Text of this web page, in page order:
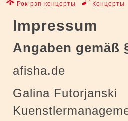
Рок-рэп-концерты Концерты
Impressum
Angaben gemäß
afisha.de
Galina Futorjanski